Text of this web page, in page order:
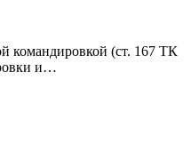
командировкой (ст. 167 ТК
и…